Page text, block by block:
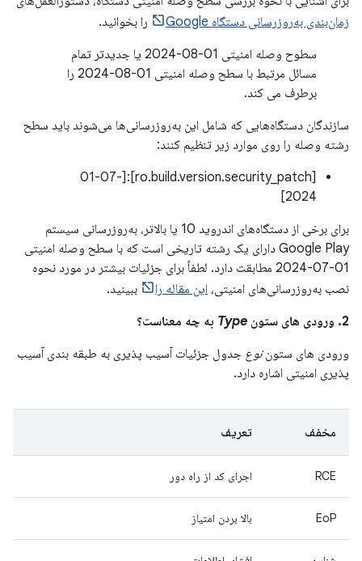
زمان‌بندی به‌روزرسانی دستگاه Google
را بخوانید.
سطوح وصله امنیتی 01-08-2024 یا جدیدتر تمام
مسائل مرتبط با سطح وصله امنیتی 01-08-2024 را
برطرف می کند.
سازندگان دستگاه‌هایی که شامل این به‌روزرسانی‌ها می‌شوند باید سطح
رشته وصله را روی موارد زیر تنظیم کنند:
[ro.build.version.security_patch]:[01-07-
2024]
برای برخی از دستگاه‌های اندروید 10 یا بالاتر، به‌روزرسانی سیستم
Google Play دارای یک رشته تاریخی است که با سطح وصله امنیتی
01-07-2024 مطابقت دارد. لطفاً برای جزئیات بیشتر در مورد نحوه
نصب به‌روزرسانی‌های امنیتی، این مقاله را
ببینید.
2. ورودی های ستون
Type به چه معناست؟
ورودی های ستوننوع جدول جزئیات آسیب پذیری به طبقه بندی آسیب
پذیری امنیتی اشاره دارد.
مخفف تعریف
RCE اجرای کد از راه دور
EoP بالا بردن امتیاز